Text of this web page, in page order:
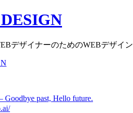
デザイナーのためのWEBデザイ